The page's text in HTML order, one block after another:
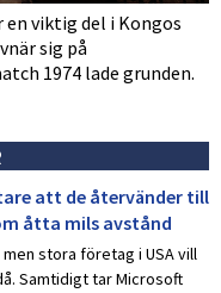
en viktig del i Kongos
sig på
1974 lade grunden.
att de återvänder till
åtta mils avstånd
stora företag i USA vill
Samtidigt tar Microsoft